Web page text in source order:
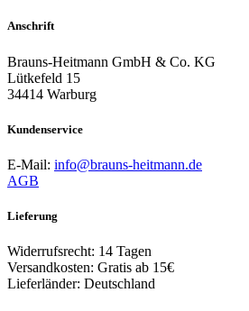
Anschrift
Brauns-Heitmann GmbH & Co. KG
Lütkefeld 15
34414 Warburg
Kundenservice
E-Mail: info@brauns-heitmann.de
AGB
Lieferung
Widerrufsrecht: 14 Tagen
Versandkosten: Gratis ab 15€
Lieferländer: Deutschland